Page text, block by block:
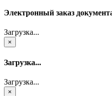
Электронный заказ
Загрузка...
×
Загрузка...
Загрузка...
×